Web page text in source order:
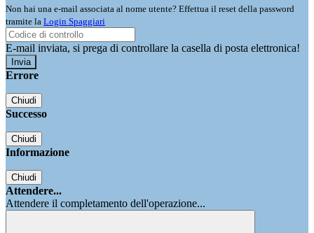
Non hai una e-mail associata al nome utente? Effettua il reset della password
tramite la Login Spaggiari
E-mail inviata, si prega di controllare la casella di posta elettronica!
Errore
Chiudi
Successo
Chiudi
Informazione
Chiudi
Attendere...
Attendere il completamento dell'operazione...